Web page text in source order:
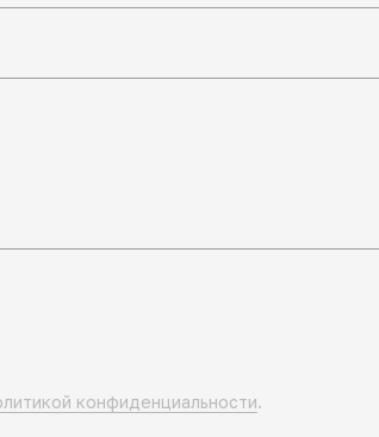
конфиденциальности.